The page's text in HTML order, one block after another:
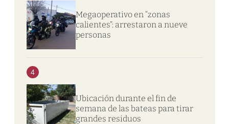
Megaoperativo en “zonas
calientes”: arrestaron a nueve
personas
4
Ubicación durante el fin de
semana de las bateas para tirar
grandes residuos